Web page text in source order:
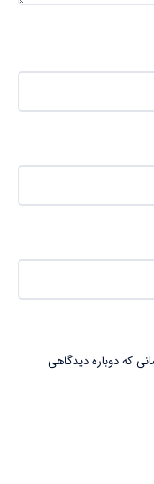
که دوباره دیدگاهی